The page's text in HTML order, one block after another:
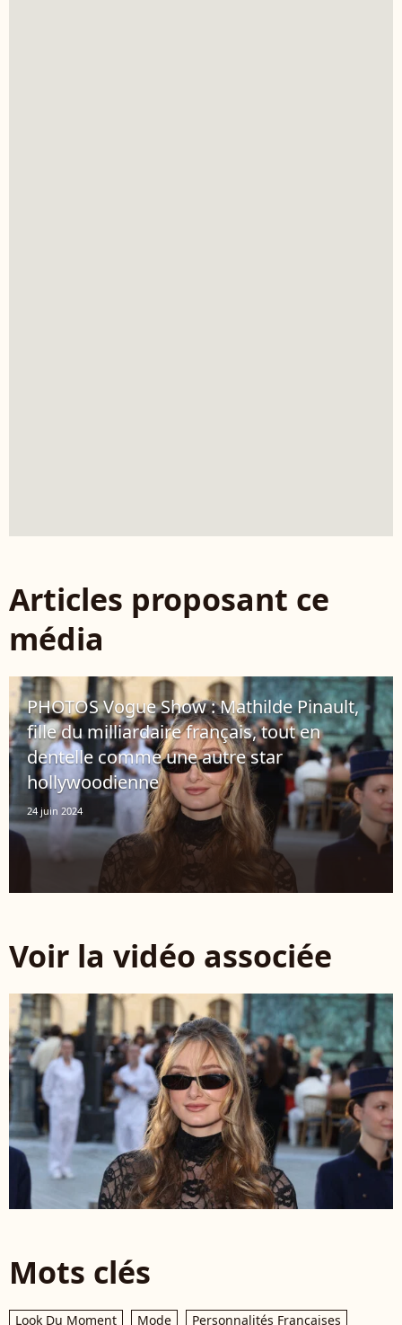
Articles proposant ce
média
PHOTOS Vogue Show : Mathilde Pinault,
fille du milliardaire français, tout en
dentelle comme une autre star
hollywoodienne
24 juin 2024
Voir la vidéo associée
Mots clés
Look Du Moment Mode Personnalités Françaises